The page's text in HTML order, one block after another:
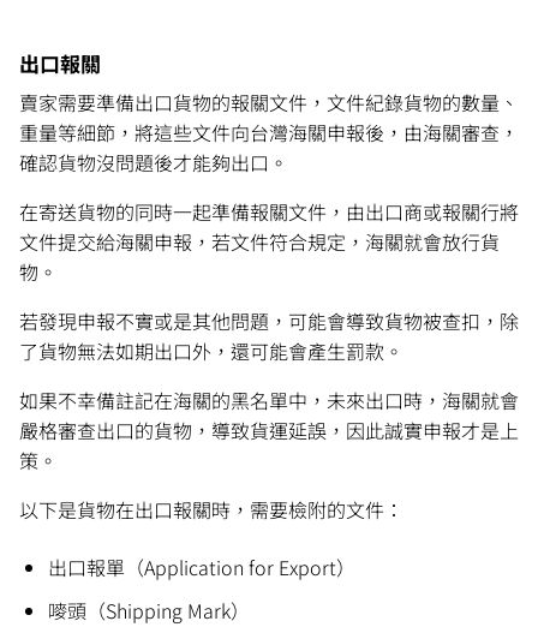
出口報關
賣家需要準備出口貨物的報關文件，文件紀錄貨物的數量、
重量等細節，將這些文件向台灣海關申報後，由海關審查，
確認貨物沒問題後才能夠出口。
在寄送貨物的同時一起準備報關文件，由出口商或報關行將
文件提交給海關申報，若文件符合規定，海關就會放行貨
物。
若發現申報不實或是其他問題，可能會導致貨物被查扣，除
了貨物無法如期出口外，還可能會產生罰款。
如果不幸備註記在海關的黑名單中，未來出口時，海關就會
嚴格審查出口的貨物，導致貨運延誤，因此誠實申報才是上
策。
以下是貨物在出口報關時，需要檢附的文件：
出口報單（Application for Export）
嘜頭（Shipping Mark）